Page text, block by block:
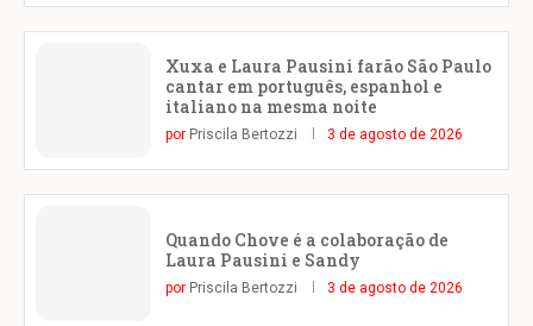
Xuxa e Laura Pausini farão São Paulo
cantar em português, espanhol e
italiano na mesma noite
por Priscila Bertozzi 3 de agosto de 2026
Quando Chove é a colaboração de
Laura Pausini e Sandy
por Priscila Bertozzi 3 de agosto de 2026